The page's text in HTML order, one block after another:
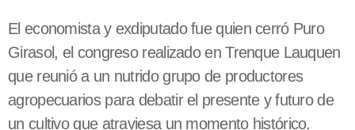
El economista y exdiputado fue quien cerró Puro
Girasol, el congreso realizado en Trenque Lauquen
que reunió a un nutrido grupo de productores
agropecuarios para debatir el presente y futuro de
un cultivo que atraviesa un momento histórico.